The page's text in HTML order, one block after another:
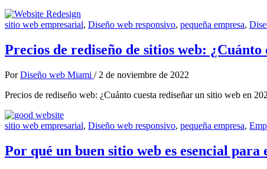
sitio web empresarial, Diseño web responsivo, pequeña empresa,
Precios de rediseño de sitios web:
PorDiseño web Miami / 2 de noviembre de 2022
Precios de rediseño web: ¿Cuánto cuesta rediseñar un sitio web en
sitio web empresarial, Diseño web responsivo, pequeña empresa,
Por qué un buen sitio web es esencial